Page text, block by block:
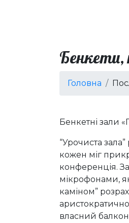
Бенкети,
Головна
Бенкетні зали
“Урочиста
кожен міг
конференція.
мікрофонами,
каміном”
власний